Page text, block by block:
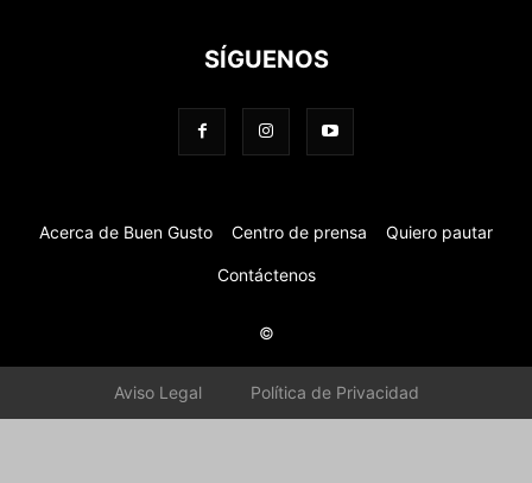
SÍGUENOS
Acerca de Buen Gusto Centro de prensa Quiero pautar
Contáctenos
©
Aviso Legal Política de Privacidad